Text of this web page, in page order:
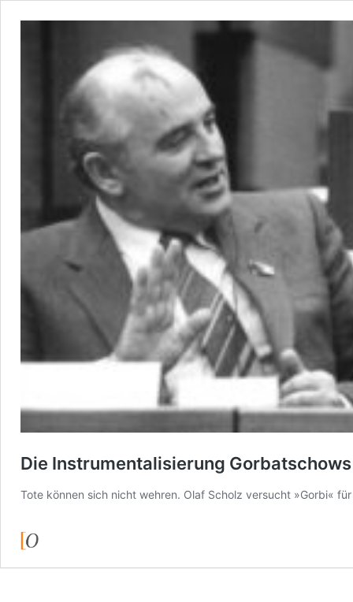
Die Instrumentalisierung Gorbatschows
Tote können sich nicht wehren. Olaf Scholz versucht »Gorbi«